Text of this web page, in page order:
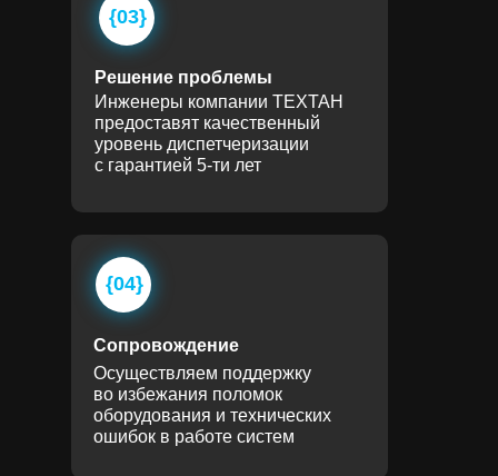
Инженеры компании ТЕХТАН
предоставят качественный
уровень диспетчеризации
с гарантией 5-ти лет
Осуществляем поддержку
во избежания поломок
оборудования и технических
ошибок в работе систем
Решение проблемы
Сопровождение
{03}
{04}